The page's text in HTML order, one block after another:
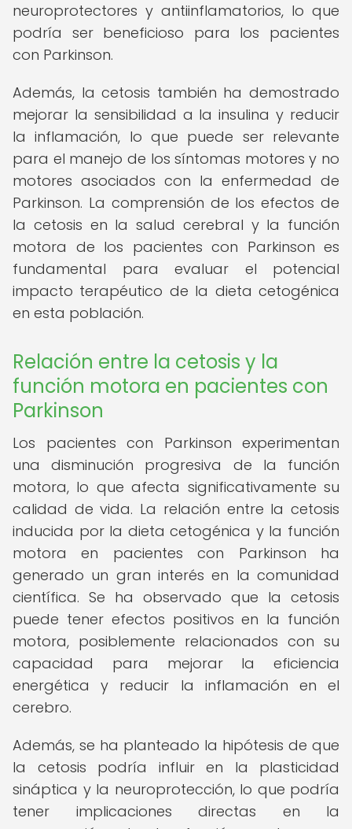
neuroprotectores y antiinflamatorios, lo que
podría ser beneficioso para los pacientes
con Parkinson.
Además, la cetosis también ha demostrado
mejorar la sensibilidad a la insulina y reducir
la inflamación, lo que puede ser relevante
para el manejo de los síntomas motores y no
motores asociados con la enfermedad de
Parkinson. La comprensión de los efectos de
la cetosis en la salud cerebral y la función
motora de los pacientes con Parkinson es
fundamental para evaluar el potencial
impacto terapéutico de la dieta cetogénica
en esta población.
Relación entre la cetosis y la
función motora en pacientes con
Parkinson
Los pacientes con Parkinson experimentan
una disminución progresiva de la función
motora, lo que afecta significativamente su
calidad de vida. La relación entre la cetosis
inducida por la dieta cetogénica y la función
motora en pacientes con Parkinson ha
generado un gran interés en la comunidad
científica. Se ha observado que la cetosis
puede tener efectos positivos en la función
motora, posiblemente relacionados con su
capacidad para mejorar la eficiencia
energética y reducir la inflamación en el
cerebro.
Además, se ha planteado la hipótesis de que
la cetosis podría influir en la plasticidad
sináptica y la neuroprotección, lo que podría
tener implicaciones directas en la